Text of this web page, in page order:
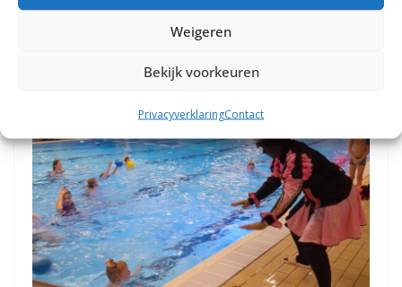
Weigeren
Bekijk voorkeuren
PrivacyverklaringContact